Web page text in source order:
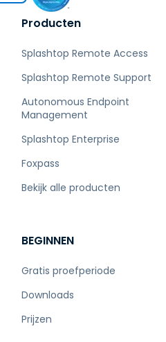
Producten
Splashtop Remote Access
Splashtop Remote Support
Autonomous Endpoint
Management
Splashtop Enterprise
Foxpass
Bekijk alle producten
BEGINNEN
Gratis proefperiode
Downloads
Prijzen